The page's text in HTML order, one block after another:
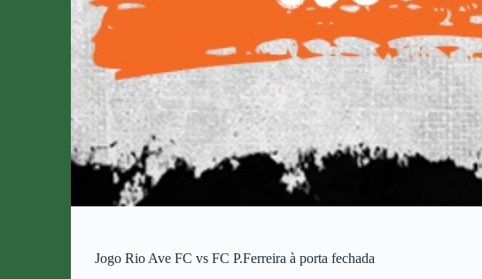
Jogo Rio Ave FC vs FC P.Ferreira à porta fechada